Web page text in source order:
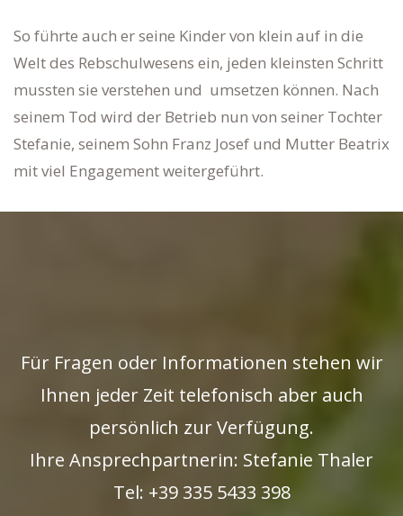
So führte auch er seine Kinder von klein auf in die
Welt des Rebschulwesens ein, jeden kleinsten Schritt
mussten sie verstehen und umsetzen können. Nach
seinem Tod wird der Betrieb nun von seiner Tochter
Stefanie, seinem Sohn Franz Josef und Mutter Beatrix
mit viel Engagement weitergeführt.
Für Fragen oder Informationen stehen wir
Ihnen jeder Zeit telefonisch aber auch
persönlich zur Verfügung.
Ihre Ansprechpartnerin: Stefanie Thaler
Tel: +39 335 5433 398